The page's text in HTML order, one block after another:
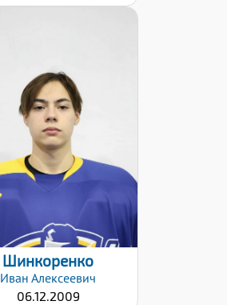
168
Вес:
55
Хват клюшки:
Левый
Дата заявки:
Шинкоренко
Иван Алексеевич
06.12.2009